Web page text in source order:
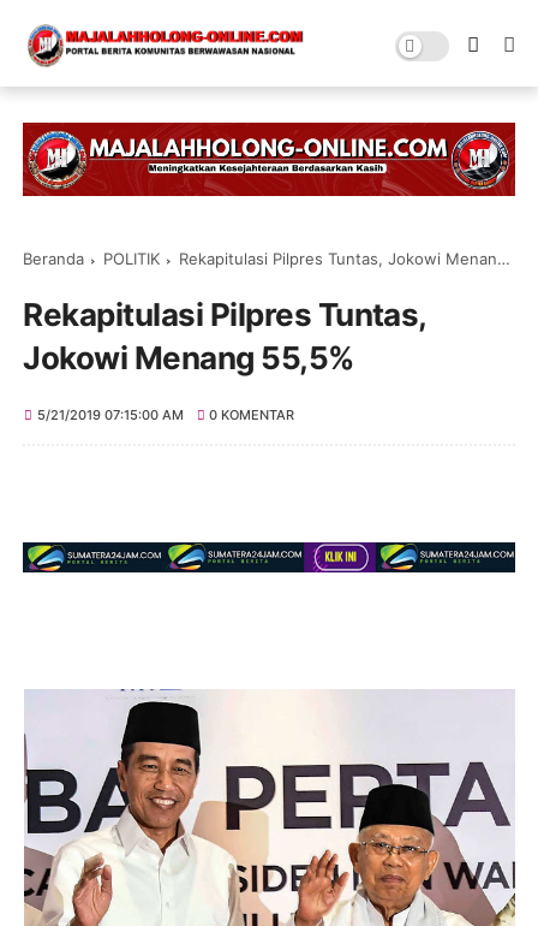
Beranda POLITIK Rekapitulasi Pilpres Tuntas, Jokowi Menang 55,5%
Rekapitulasi Pilpres Tuntas,
Jokowi Menang 55,5%
5/21/2019 07:15:00 AM 0 KOMENTAR